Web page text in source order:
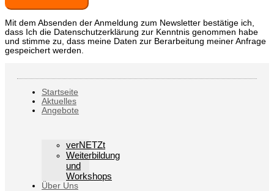
Mit dem Absenden der Anmeldung zum Newsletter bestätige ich,
dass Ich die Datenschutzerklärung zur Kenntnis genommen habe
und stimme zu, dass meine Daten zur Berarbeitung meiner Anfrage
gespeichert werden.
Startseite
Aktuelles
Angebote
verNETZt
Weiterbildung
und
Workshops
Über Uns